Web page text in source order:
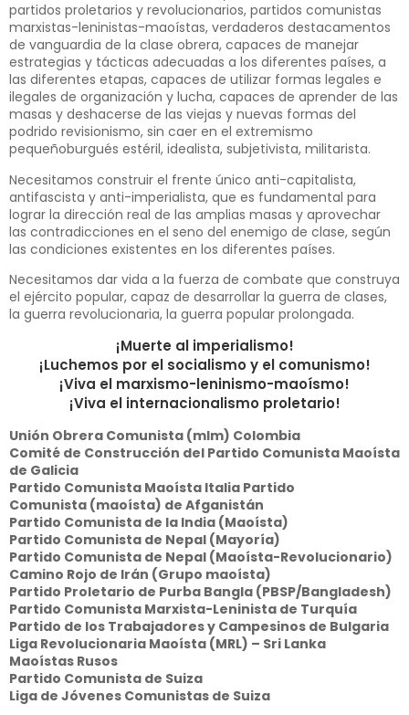
partidos proletarios y revolucionarios, partidos comunistas
marxistas-leninistas-maoístas, verdaderos destacamentos
de vanguardia de la clase obrera, capaces de manejar
estrategias y tácticas adecuadas a los diferentes países, a
las diferentes etapas, capaces de utilizar formas legales e
ilegales de organización y lucha, capaces de aprender de las
masas y deshacerse de las viejas y nuevas formas del
podrido revisionismo, sin caer en el extremismo
pequeñoburgués estéril, idealista, subjetivista, militarista.
Necesitamos construir el frente único anti-capitalista,
antifascista y anti-imperialista, que es fundamental para
lograr la dirección real de las amplias masas y aprovechar
las contradicciones en el seno del enemigo de clase, según
las condiciones existentes en los diferentes países.
Necesitamos dar vida a la fuerza de combate que construya
el ejército popular, capaz de desarrollar la guerra de clases,
la guerra revolucionaria, la guerra popular prolongada.
¡Muerte al imperialismo!
¡Luchemos por el socialismo y el comunismo!
¡Viva el marxismo-leninismo-maoísmo!
¡Viva el internacionalismo proletario!
Unión Obrera Comunista (mlm) Colombia
Comité de Construcción del Partido Comunista Maoísta
de Galicia
Partido Comunista Maoísta Italia Partido
Comunista (maoísta) de Afganistán
Partido Comunista de la India (Maoísta)
Partido Comunista de Nepal (Mayoría)
Partido Comunista de Nepal (Maoísta-Revolucionario)
Camino Rojo de Irán (Grupo maoísta)
Partido Proletario de Purba Bangla (PBSP/Bangladesh)
Partido Comunista Marxista-Leninista de Turquía
Partido de los Trabajadores y Campesinos de Bulgaria
Liga Revolucionaria Maoísta (MRL) – Sri Lanka
Maoístas Rusos
Partido Comunista de Suiza
Liga de Jóvenes Comunistas de Suiza